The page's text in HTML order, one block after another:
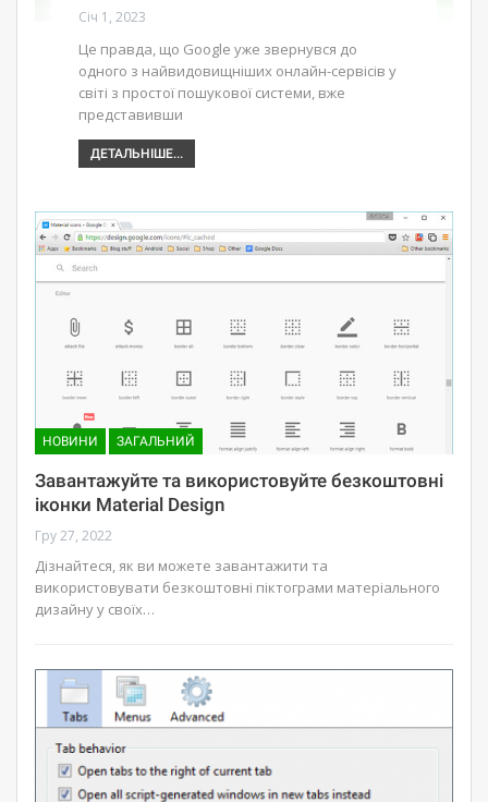
Січ 1, 2023
Це правда, що Google уже звернувся до
одного з найвидовищніших онлайн-сервісів у
світі з простої пошукової системи, вже
представивши
ДЕТАЛЬНІШЕ...
НОВИНИ ЗАГАЛЬНИЙ
Завантажуйте та використовуйте безкоштовні
іконки Material Design
Гру 27, 2022
Дізнайтеся, як ви можете завантажити та
використовувати безкоштовні піктограми матеріального
дизайну у своїх…